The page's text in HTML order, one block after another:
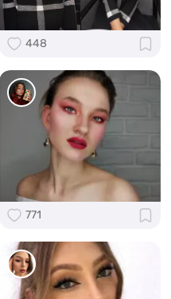
448
771